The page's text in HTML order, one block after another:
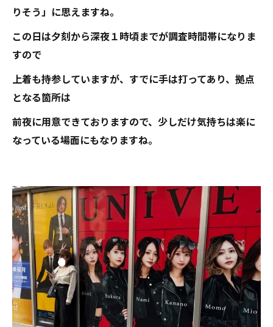
りそう」に思えますね。
この日は夕刻から深夜１時頃までが調査時間帯になりま
すので
上着も持参していますが、すでに手は打ってあり、拠点
となる箇所は
前夜に用意できておりますので、少しだけ気持ちは楽に
なっている場面にもなりますね。